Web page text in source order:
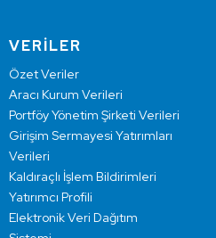
VERİLER
Özet Veriler
Aracı Kurum Verileri
Portföy Yönetim Şirketi Verileri
Girişim Sermayesi Yatırımları
Verileri
Kaldıraçlı İşlem Bildirimleri
Yatırımcı Profili
Elektronik Veri Dağıtım